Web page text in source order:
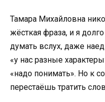
Тамара Михайловна
жёсткая фраза, и я
думать вслух, даже
«у нас разные
«надо понимать». Но к
перестаёшь тратить